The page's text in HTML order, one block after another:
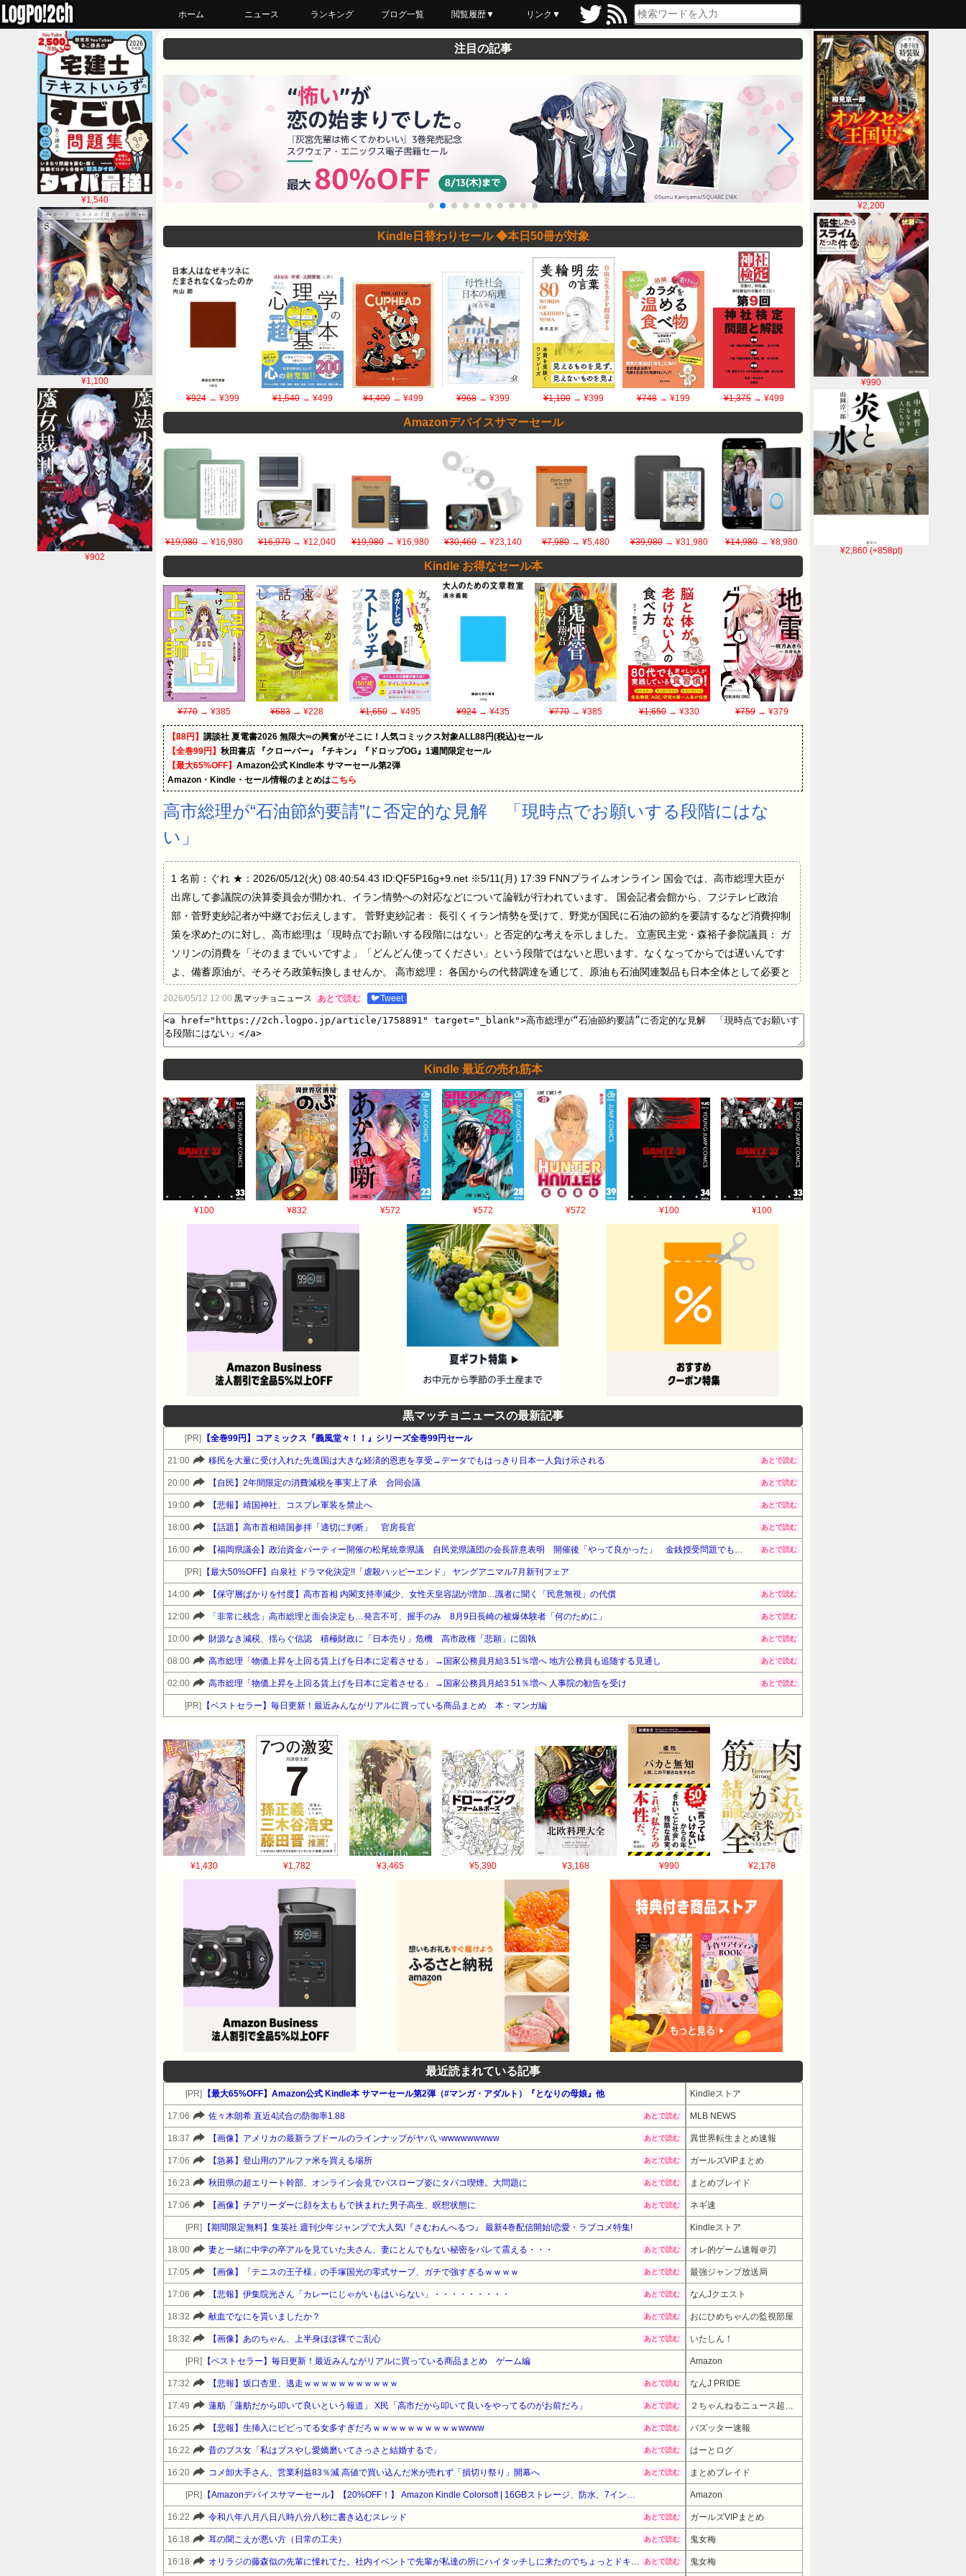
ホーム ニュース ランキング ブログ一覧 閲覧履歴▼
最近読んだ
あとで読む
ブックマーク
リンク▼
¥2,200
¥990
¥2,860 (+858pt)
¥1,540
¥1,100
¥902
注目の記事
Kindle日替わりセール ◆本日50冊が対象
¥924→ ¥399 ¥1,540 → ¥499 ¥4,400→ ¥499 ¥968 → ¥399 ¥1,100→ ¥399 ¥748 → ¥199 ¥1,375→ ¥499
Amazonデバイスサマーセール
¥19,980 → ¥16,980 ¥16,970→ ¥12,040 ¥19,980→ ¥16,980 ¥30,460→ ¥23,140 ¥7,980→ ¥5,480 ¥39,980→ ¥31,980 ¥14,980→ ¥8,980
Kindle お得なセール本
¥770 → ¥385 ¥683→ ¥228 ¥1,650→ ¥495 ¥924→ ¥435 ¥770→ ¥385 ¥1,650→ ¥330 ¥759→ ¥379
【88円】 講談社 夏電書2026 無限大∞の興奮がそこに！人気コミックス対象ALL88円(税込)セール
【全巻99円】 秋田書店 『クローバー』『チキン』『ドロップOG』1週間限定セール
【最大65%OFF】 Amazon公式 Kindle本 サマーセール第2弾
Amazon・Kindle・セール情報のまとめはこちら
高市総理が“石油節約要請”に否定的な見解 「現時点でお願いする段階にはな
い」
1 名前：ぐれ ★：2026/05/12(火) 08:40:54.43 ID:QF5P16g+9.net ※5/11(月) 17:39 FNNプライムオンライン 国会では、高市総理大臣が
出席して参議院の決算委員会が開かれ、イラン情勢への対応などについて論戦が行われています。 国会記者会館から、フジテレビ政治
部・菅野吏紗記者が中継でお伝えします。 菅野吏紗記者： 長引くイラン情勢を受けて、野党が国民に石油の節約を要請するなど消費抑制
策を求めたのに対し、高市総理は「現時点でお願いする段階にはない」と否定的な考えを示しました。 立憲民主党・森裕子参院議員： ガ
ソリンの消費を「そのままでいいですよ」「どんどん使ってください」という段階ではないと思います。なくなってからでは遅いんです
よ、備蓄原油が。そろそろ政策転換しませんか。 高市総理： 各国からの代替調達を通じて、原油も石油関連製品も日本全体として必要と
なる量は確保できております。私は現時点では国民の皆さまに対して、さらに踏み込んだ節約をお願いする段階にはないと考えておりま
一方、「中東情勢を注視して、あらゆる可能性を排除せずに臨機応変に対応する」と述べました。 続きは↓ 高市総理が“石油節約要請”に否
定的な見解 「現時点でお願いする段階にない」 参院決算委でイラン情勢を論戦 引用元：…
2026/05/12 12:00 黒マッチョニュース あとで読む 🐦Tweet
Kindle 最近の売れ筋本
¥100 ¥832 ¥572 ¥572 ¥572 ¥100 ¥100
黒マッチョニュースの最新記事
[PR] 【全巻99円】コアミックス『義風堂々！！』シリーズ全巻99円セール
21:00 移民を大量に受け入れた先進国は大きな経済的恩恵を享受→データでもはっきり日本一人負け示される あとで読む
20:00 【自民】2年間限定の消費減税を事実上了承 合同会議 あとで読む
19:00 【悲報】靖国神社、コスプレ軍装を禁止へ あとで読む
18:00 【話題】高市首相靖国参拝「適切に判断」 官房長官 あとで読む
16:00 【福岡県議会】政治資金パーティー開催の松尾統章県議 自民党県議団の会長辞意表明 開催後「やって良かった」 金銭授受問題でも渦中に あとで読む
[PR] 【最大50%OFF】白泉社 ドラマ化決定!!「虐殺ハッピーエンド」 ヤングアニマル7月新刊フェア
14:00 【保守層ばかりを忖度】高市首相 内閣支持率減少、女性天皇容認が増加…識者に聞く「民意無視」の代償 あとで読む
12:00 「非常に残念」高市総理と面会決定も…発言不可、握手のみ 8月9日長崎の被爆体験者「何のために」 あとで読む
10:00 財源なき減税、揺らぐ信認 積極財政に「日本売り」危機 高市政権「悲願」に固執 あとで読む
08:00 高市総理「物価上昇を上回る賃上げを日本に定着させる」 →国家公務員月給3.51％増へ 地方公務員も追随する見通し あとで読む
02:00 高市総理「物価上昇を上回る賃上げを日本に定着させる」 →国家公務員月給3.51％増へ 人事院の勧告を受け あとで読む
[PR] 【ベストセラー】毎日更新！最近みんながリアルに買っている商品まとめ 本・マンガ編
¥1,430 ¥1,782 ¥3,465 ¥5,390 ¥3,168 ¥990 ¥2,178
最近読まれている記事
[PR] 【最大65%OFF】Amazon公式 Kindle本 サマーセール第2弾（#マンガ・アダルト）『となりの母娘』他 Kindleストア
17:06 佐々木朗希 直近4試合の防御率1.88 あとで読む MLB NEWS
18:37 【画像】アメリカの最新ラブドールのラインナップがヤバいwwwwwwwww あとで読む 異世界転生まとめ速報
17:06 【急募】登山用のアルファ米を買える場所 あとで読む ガールズVIPまとめ
16:23 秋田県の超エリート幹部、オンライン会見でバスローブ姿にタバコ喫煙。大問題に あとで読む まとめブレイド
17:06 【画像】チアリーダーに顔を太ももで挟まれた男子高生、瞑想状態に あとで読む ネギ速
[PR] 【期間限定無料】集英社 週刊少年ジャンプで大人気!『さむわんへるつ』 最新4巻配信開始!恋愛・ラブコメ特集! Kindleストア
18:00 妻と一緒に中学の卒アルを見ていた夫さん、妻にとんでもない秘密をバレて震える・・・ あとで読む オレ的ゲーム速報＠刃
17:05 【画像】「テニスの王子様」の手塚国光の零式サーブ、ガチで強すぎるｗｗｗｗ あとで読む 最強ジャンプ放送局
17:06 【悲報】伊集院光さん「カレーにじゃがいもはいらない」・・・・・・・・・ あとで読む なんJクエスト
18:32 献血でなにを貰いましたか？ あとで読む おにひめちゃんの監視部屋
18:32 【画像】あのちゃん、上半身ほぼ裸でご乱心 あとで読む いたしん！
[PR] 【ベストセラー】毎日更新！最近みんながリアルに買っている商品まとめ ゲーム編 Amazon
17:32 【悲報】坂口杏里、逃走ｗｗｗｗｗｗｗｗｗｗｗ あとで読む なんJ PRIDE
17:49 蓮舫「蓮舫だから叩いて良いという報道」 X民「高市だから叩いて良いをやってるのがお前だろ」 あとで読む
16:25 【悲報】生挿入にビビってる女多すぎだろｗｗｗｗｗｗｗｗｗｗwwww あとで読む バズッター速報
16:22 昔のブス女「私はブスやし愛嬌磨いてさっさと結婚するで」 あとで読む はーとログ
16:20 コメ卸大手さん、営業利益83％減 高値で買い込んだ米が売れず「損切り祭り」開幕へ あとで読む まとめブレイド
[PR] Amazon
16:22 令和八年八月八日八時八分八秒に書き込むスレッド あとで読む ガールズVIPまとめ
16:18 耳の聞こえが悪い方（日常の工夫） あとで読む 鬼女梅
16:18 あとで読む 鬼女梅